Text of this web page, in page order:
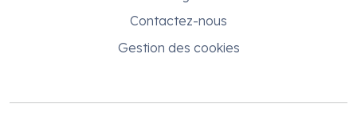
Contactez-nous
Gestion des cookies